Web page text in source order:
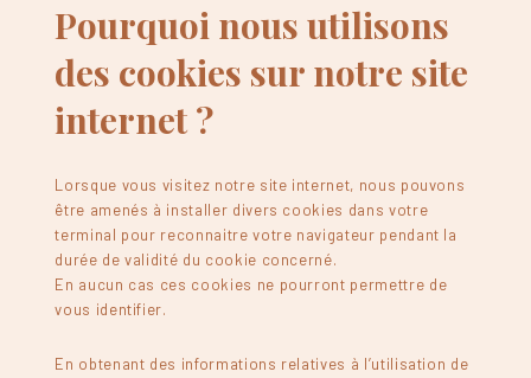
Pourquoi nous utilisons
des cookies sur notre site
internet ?
Lorsque vous visitez notre site internet, nous pouvons
être amenés à installer divers cookies dans votre
terminal pour reconnaitre votre navigateur pendant la
durée de validité du cookie concerné.
En aucun cas ces cookies ne pourront permettre de
vous identifier.
En obtenant des informations relatives à l’utilisation de